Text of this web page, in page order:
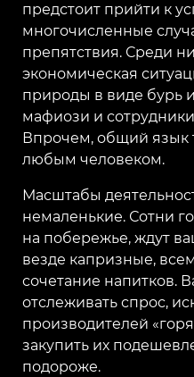
предстоит прийти к
многочисленные
препятствия. Среди
экономическая
природы в виде бурь
мафиози и
Впрочем, общий язык
любым человеком.
Масштабы
немаленькие. Сотни
на побережье, ждут
везде капризные,
сочетание напитков.
отслеживать спрос,
производителей
закупить их
подороже.